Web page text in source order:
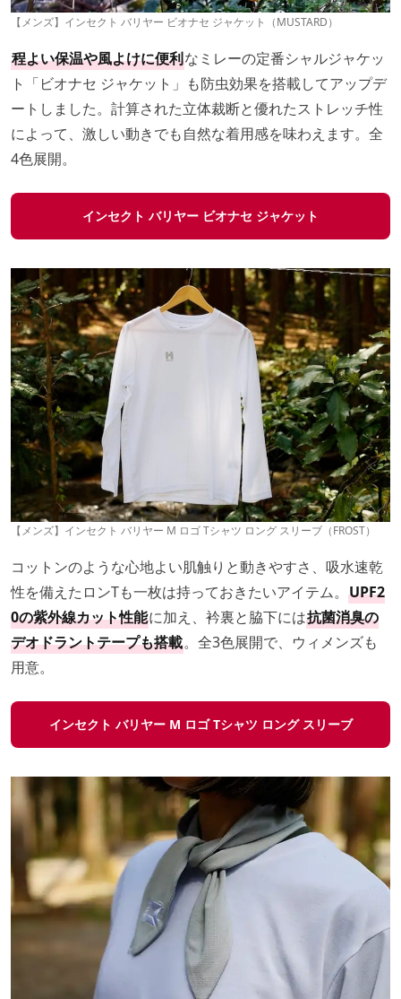
【メンズ】インセクト バリヤー ビオナセ ジャケット（MUSTARD）
程よい保温や風よけに便利なミレーの定番シャルジャケッ
ト「ビオナセ ジャケット」も防虫効果を搭載してアップデ
ートしました。計算された立体裁断と優れたストレッチ性
によって、激しい動きでも自然な着用感を味わえます。全
4色展開。
インセクト バリヤー ビオナセ ジャケット
【メンズ】インセクト バリヤー M ロゴ Tシャツ ロング スリーブ（FROST）
コットンのような心地よい肌触りと動きやすさ、吸水速乾
性を備えたロンTも一枚は持っておきたいアイテム。 UPF2
0の紫外線カット性能に加え、衿裏と脇下には抗菌消臭の
デオドラントテープも搭載。全3色展開で、ウィメンズも
用意。
インセクト バリヤー M ロゴ Tシャツ ロング スリーブ